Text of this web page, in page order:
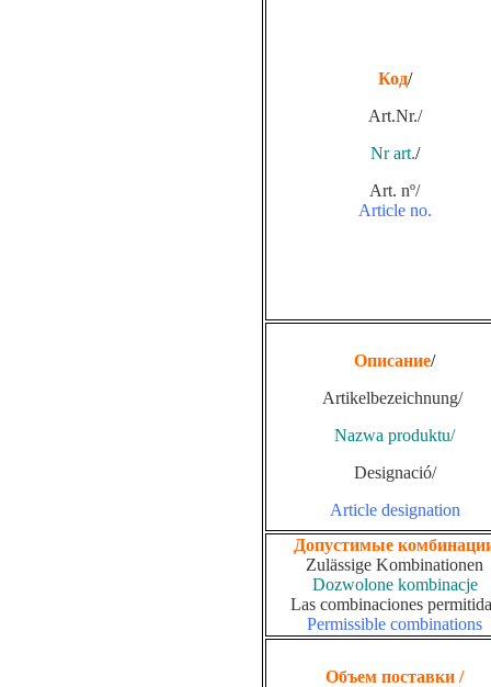
Код/
Art.Nr./
Nr art./
Art. nº/
Article no.
Описание/
Artikelbezeichnung/
Nazwa produktu/
Designació/
Article designation
Допустимые
Zulässige Kombinationen
Dozwolone kombinacje
Las combinaciones
Permissible combinations
Объем поставки /